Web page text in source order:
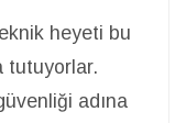
heyeti bu
tutuyorlar.
adına